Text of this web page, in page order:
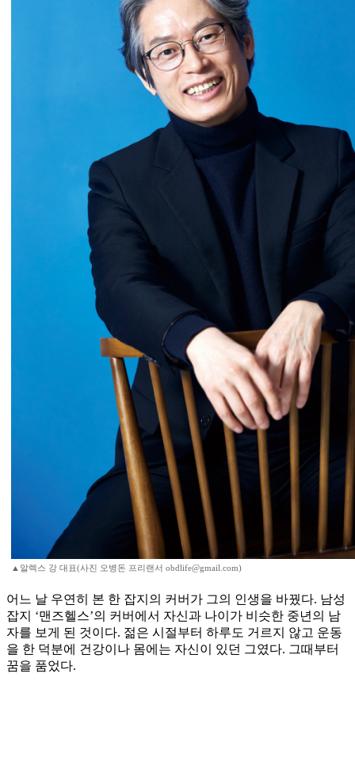
▲알렉스 강 대표(사진 오병돈 프리랜서 obdlife@gmail.com)
어느 날 우연히 본 한 잡지의 커버가 그의 인생을 바꿨다. 남성
잡지 ‘맨즈헬스’의 커버에서 자신과 나이가 비슷한 중년의 남
자를 보게 된 것이다. 젊은 시절부터 하루도 거르지 않고 운동
을 한 덕분에 건강이나 몸에는 자신이 있던 그였다. 그때부터
꿈을 품었다.